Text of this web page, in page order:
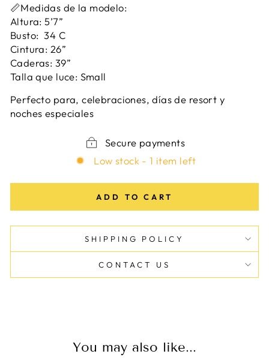
📏Medidas de la modelo:
Altura: 5’7”
Busto: 34 C
Cintura: 26”
Caderas: 39”
Talla que luce: Small
Perfecto para, celebraciones, días de resort y
noches especiales
Secure payments
Low stock - 1 item left
ADD TO CART
SHIPPING POLICY
CONTACT US
You may also like...